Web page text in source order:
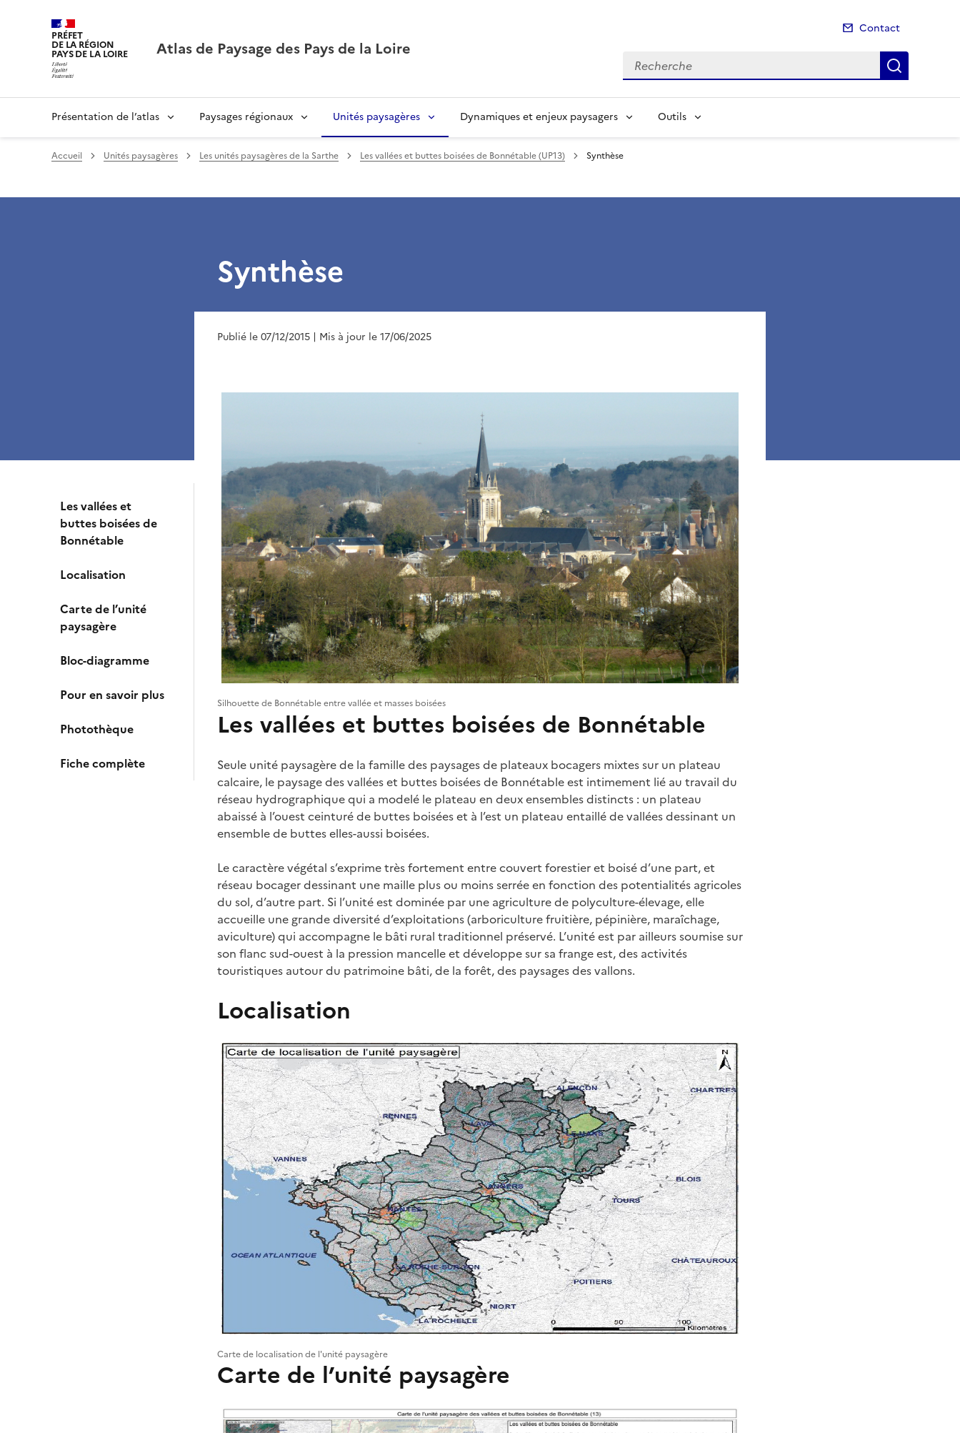
PRÉFET
DE LA RÉGION
PAYS DE LA LOIRE Atlas de Paysage des Pays de la Loire
Contact
Recherche
Présentation de l’atlas Paysages régionaux Unités paysagères Dynamiques et enjeux paysagers Outils
Accueil Unités paysagères Les unités paysagères de la Sarthe Les vallées et buttes boisées de Bonnétable (UP13) Synthèse
Les vallées et
buttes boisées de
Bonnétable
Localisation
Carte de l’unité
paysagère
Bloc-diagramme
Pour en savoir plus
Photothèque
Fiche complète
Synthèse
Publié le 07/12/2015 | Mis à jour le 17/06/2025
Silhouette de Bonnétable entre vallée et masses boisées
Les vallées et buttes boisées de Bonnétable
Seule unité paysagère de la famille des paysages de plateaux bocagers mixtes sur un plateau
calcaire, le paysage des vallées et buttes boisées de Bonnétable est intimement lié au travail du
réseau hydrographique qui a modelé le plateau en deux ensembles distincts : un plateau
abaissé à l’ouest ceinturé de buttes boisées et à l’est un plateau entaillé de vallées dessinant un
ensemble de buttes elles-aussi boisées.
Le caractère végétal s’exprime très fortement entre couvert forestier et boisé d’une part, et
réseau bocager dessinant une maille plus ou moins serrée en fonction des potentialités agricoles
du sol, d’autre part. Si l’unité est dominée par une agriculture de polyculture-élevage, elle
accueille une grande diversité d’exploitations (arboriculture fruitière, pépinière, maraîchage,
aviculture) qui accompagne le bâti rural traditionnel préservé. L’unité est par ailleurs soumise sur
son flanc sud-ouest à la pression mancelle et développe sur sa frange est, des activités
touristiques autour du patrimoine bâti, de la forêt, des paysages des vallons.
Localisation
Carte de localisation de l'unité paysagère
Carte de l’unité paysagère